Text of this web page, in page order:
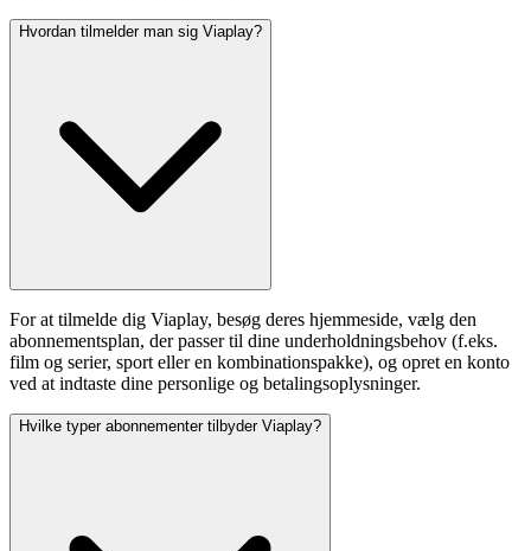
Hvordan tilmelder man sig Viaplay?
For at tilmelde dig Viaplay, besøg deres hjemmeside, vælg den
abonnementsplan, der passer til dine underholdningsbehov (f.eks.
film og serier, sport eller en kombinationspakke), og opret en konto
ved at indtaste dine personlige og betalingsoplysninger.
Hvilke typer abonnementer tilbyder Viaplay?